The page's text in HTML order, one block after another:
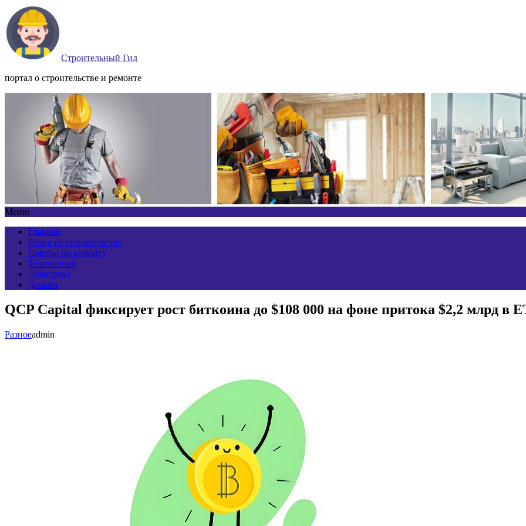
Строительный Гид
портал о строительстве и ремонте
Меню
Главная
Новости строительства
Советы по ремонту
Технологии
Электрика
Дизайн
QCP Capital фиксирует рост биткоина до $108 000 на фоне притока $2,2 млрд в
Разноеadmin